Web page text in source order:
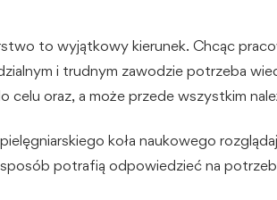
to wyjątkowy kierunek. Chcąc
i trudnym zawodzie potrzeba
celu oraz, a może przede wszystkim
koła naukowego
potrafią odpowiedzieć na